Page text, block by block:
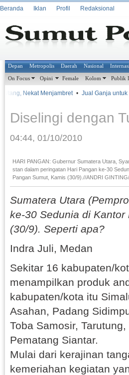
Beranda Iklan Profil Redaksional
Depan Metropolis Daerah Nasional
On Focus Opini Female Kolom Publik
Nekat Menjambret • Jual Ganja untuk
Diselingi dengan
04:44, 01/10/2010
HARI PANGAN: Gubernur Sumatera Utara,
stan dalam peringatan Hari Pangan ke-30
Pangan Sumut, Kamis (30/9).//ANDRI
Sumatera Utara
ke-30 Sedunia di
(30/9). Seperti apa?
Indra Juli, Medan
Sekitar 16 kabupaten/
menampilkan produk
kabupaten/kota itu
Asahan, Padang
Toba Samosir,
Pematang Siantar.
Mulai dari kerajinan
kemeriahan kegiatan